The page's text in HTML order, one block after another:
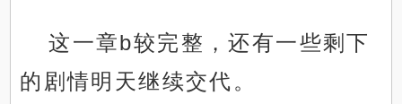
这一章b较完整，还有一些剩下
的剧情明天继续交代。